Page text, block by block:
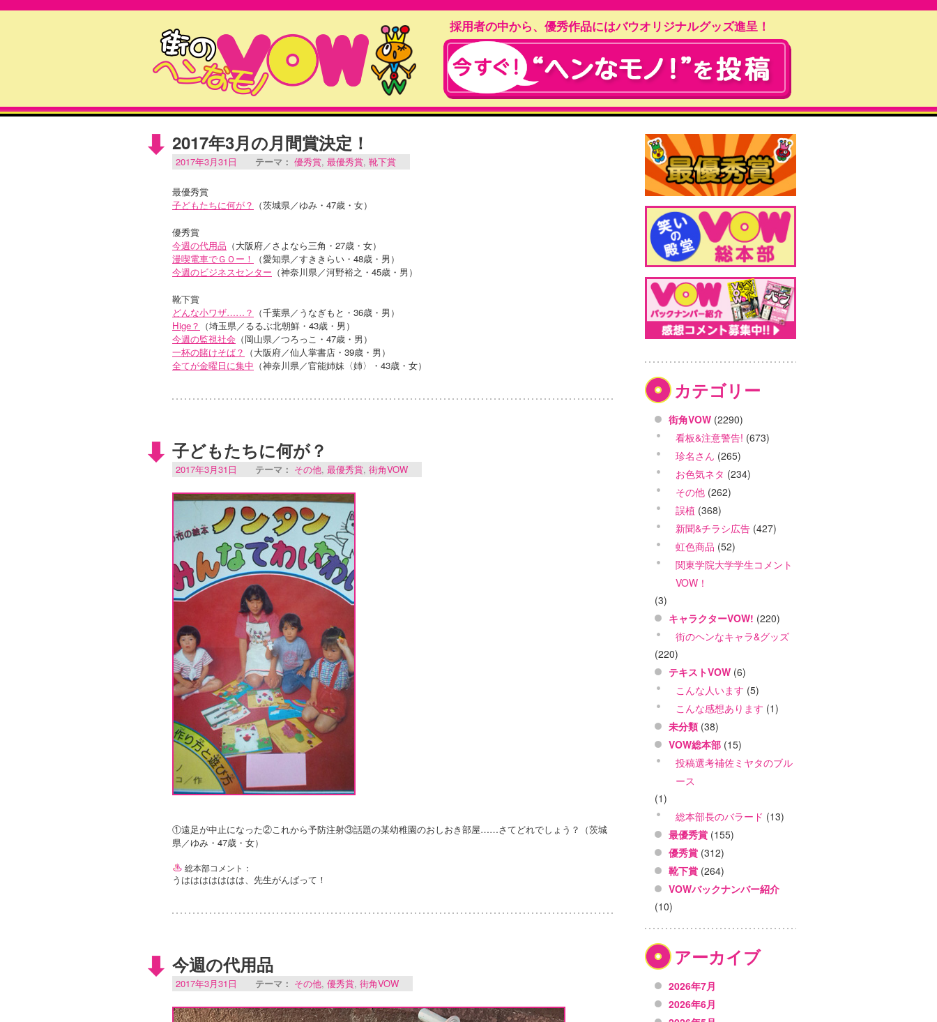
採用者の中から、優秀作品にはバウオリジナルグッズ進呈！
2017年3月の月間賞決定！
2017年3月31日 テーマ： 優秀賞, 最優秀賞, 靴下賞
最優秀賞
子どもたちに何が？ （茨城県／ゆみ・47歳・女）
優秀賞
今週の代用品 （大阪府／さよなら三角・27歳・女）
漫喫電車でＧＯー！
（愛知県／すききらい・48歳・男）
今週のビジネスセンター （神奈川県／河野裕之・45歳・男）
靴下賞
どんな小ワザ……？ （千葉県／うなぎもと・36歳・男）
Hige？ （埼玉県／るるぶ北朝鮮・43歳・男）
今週の監視社会 （岡山県／つろっこ・47歳・男）
一杯の賭けそば？ （大阪府／仙人掌書店・39歳・男）
全てが金曜日に集中 （神奈川県／官能姉妹〈姉〉・43歳・女）
子どもたちに何が？
2017年3月31日 テーマ： その他, 最優秀賞, 街角VOW
①遠足が中止になった②これから予防注射③話題の某幼稚園のおしおき部屋……さてどれでしょう？（茨城
県／ゆみ・47歳・女）
総本部コメント：
うははははははは、先生がんばって！
今週の代用品
2017年3月31日 テーマ： その他, 優秀賞, 街角VOW
カテゴリー
街角VOW (2290)
看板&注意警告! (673)
珍名さん (265)
お色気ネタ (234)
その他 (262)
誤植 (368)
新聞&チラシ広告 (427)
虹色商品 (52)
関東学院大学学生コメント
VOW！
(3)
キャラクターVOW! (220)
街のヘンなキャラ&グッズ
(220)
テキストVOW (6)
こんな人います (5)
こんな感想あります (1)
未分類 (38)
VOW総本部 (15)
投稿選考補佐ミヤタのブル
ース
(1)
総本部長のバラード (13)
最優秀賞 (155)
優秀賞 (312)
靴下賞 (264)
VOWバックナンバー紹介
(10)
アーカイブ
2026年7月
2026年6月